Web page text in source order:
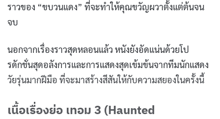
ราวของ “ขบวนแดง” ที่จะทำให้คุณขวัญผวาตั้งแต่ต้นจน
จบ
นอกจากเรื่องราวสุดหลอนแล้ว หนังยังอัดแน่นด้วยโป
รดักชั่นสุดอลังการและการแสดงสุดเข้มข้นจากทีมนักแสดง
วัยรุ่นมากฝีมือ ที่จะมาสร้างสีสันให้กับความสยองในครั้งนี้
เนื้อเรื่องย่อ เทอม 3 (Haunted